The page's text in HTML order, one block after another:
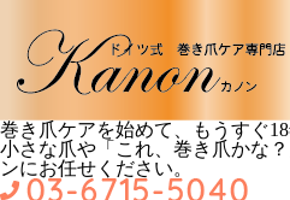
巻き爪ケアを始めて、もうすぐ18
小さな爪や「これ、巻き爪かな
ンにお任せください。